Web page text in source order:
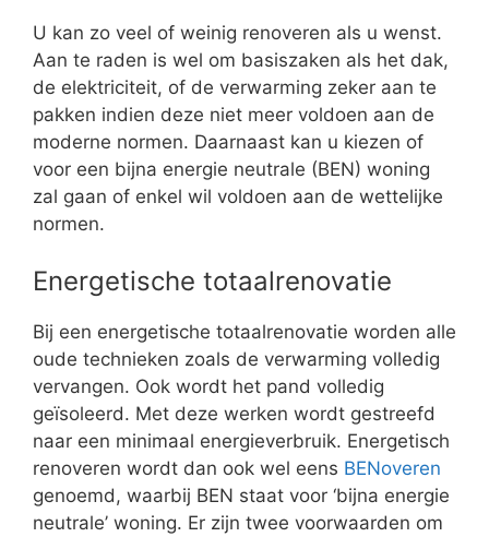
U kan zo veel of weinig renoveren als u wenst.
Aan te raden is wel om basiszaken als het dak,
de elektriciteit, of de verwarming zeker aan te
pakken indien deze niet meer voldoen aan de
moderne normen. Daarnaast kan u kiezen of
voor een bijna energie neutrale (BEN) woning
zal gaan of enkel wil voldoen aan de wettelijke
normen.
Energetische totaalrenovatie
Bij een energetische totaalrenovatie worden alle
oude technieken zoals de verwarming volledig
vervangen. Ook wordt het pand volledig
geïsoleerd. Met deze werken wordt gestreefd
naar een minimaal energieverbruik. Energetisch
renoveren wordt dan ook wel eens BENoveren
genoemd, waarbij BEN staat voor ‘bijna energie
neutrale’ woning. Er zijn twee voorwaarden om